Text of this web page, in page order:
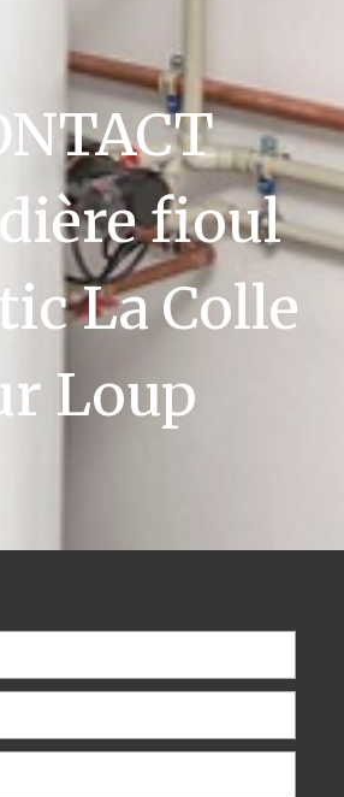
fioul
La Colle
Loup